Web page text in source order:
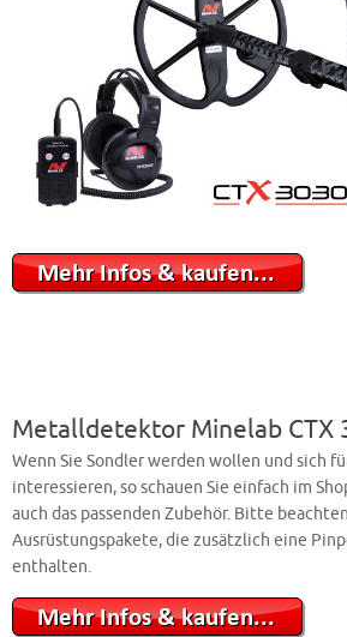
Metalldetektor Minelab CTX
Wenn Sie Sondler werden wollen und sich
interessieren, so schauen Sie einfach im
auch das passenden Zubehör. Bitte
Ausrüstungspakete, die zusätzlich eine
enthalten.